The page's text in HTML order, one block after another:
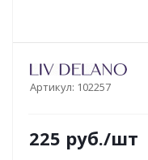
Артикул: 102257
225 руб./шт